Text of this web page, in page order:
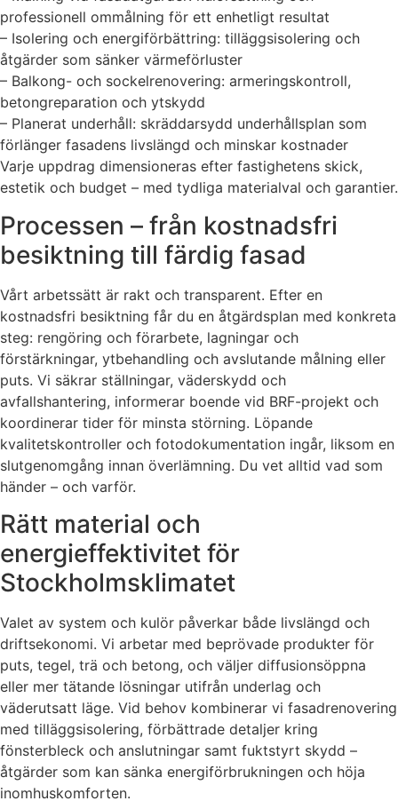
professionell ommålning för ett enhetligt resultat
– Isolering och energiförbättring: tilläggsisolering och
åtgärder som sänker värmeförluster
– Balkong- och sockelrenovering: armeringskontroll,
betongreparation och ytskydd
– Planerat underhåll: skräddarsydd underhållsplan som
förlänger fasadens livslängd och minskar kostnader
Varje uppdrag dimensioneras efter fastighetens skick,
estetik och budget – med tydliga materialval och garantier.
Processen – från kostnadsfri
besiktning till färdig fasad
Vårt arbetssätt är rakt och transparent. Efter en
kostnadsfri besiktning får du en åtgärdsplan med konkreta
steg: rengöring och förarbete, lagningar och
förstärkningar, ytbehandling och avslutande målning eller
puts. Vi säkrar ställningar, väderskydd och
avfallshantering, informerar boende vid BRF-projekt och
koordinerar tider för minsta störning. Löpande
kvalitetskontroller och fotodokumentation ingår, liksom en
slutgenomgång innan överlämning. Du vet alltid vad som
händer – och varför.
Rätt material och
energieffektivitet för
Stockholmsklimatet
Valet av system och kulör påverkar både livslängd och
driftsekonomi. Vi arbetar med beprövade produkter för
puts, tegel, trä och betong, och väljer diffusionsöppna
eller mer tätande lösningar utifrån underlag och
väderutsatt läge. Vid behov kombinerar vi fasadrenovering
med tilläggsisolering, förbättrade detaljer kring
fönsterbleck och anslutningar samt fuktstyrt skydd –
åtgärder som kan sänka energiförbrukningen och höja
inomhuskomforten.